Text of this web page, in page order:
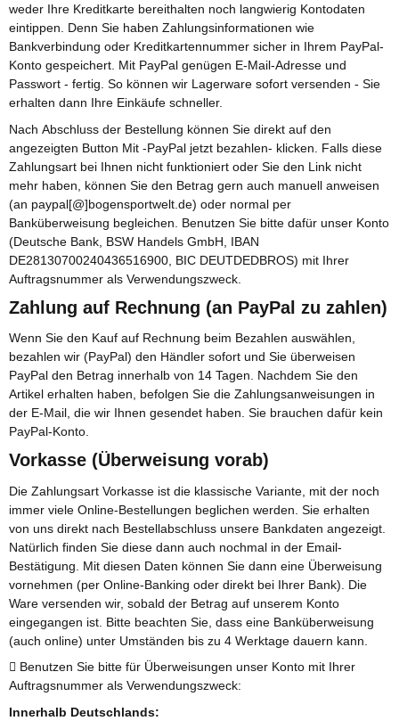
weder Ihre Kreditkarte bereithalten noch langwierig Kontodaten
eintippen. Denn Sie haben Zahlungsinformationen wie
Bankverbindung oder Kreditkartennummer sicher in Ihrem PayPal-
Konto gespeichert. Mit PayPal genügen E-Mail-Adresse und
Passwort - fertig. So können wir Lagerware sofort versenden - Sie
erhalten dann Ihre Einkäufe schneller.
Nach Abschluss der Bestellung können Sie direkt auf den
angezeigten Button Mit -PayPal jetzt bezahlen- klicken. Falls diese
Zahlungsart bei Ihnen nicht funktioniert oder Sie den Link nicht
mehr haben, können Sie den Betrag gern auch manuell anweisen
(an paypal[@]bogensportwelt.de) oder normal per
Banküberweisung begleichen. Benutzen Sie bitte dafür unser Konto
(Deutsche Bank, BSW Handels GmbH, IBAN
DE28130700240436516900, BIC DEUTDEDBROS) mit Ihrer
Auftragsnummer als Verwendungszweck.
Zahlung auf Rechnung (an PayPal zu zahlen)
Wenn Sie den Kauf auf Rechnung beim Bezahlen auswählen,
bezahlen wir (PayPal) den Händler sofort und Sie überweisen
PayPal den Betrag innerhalb von 14 Tagen. Nachdem Sie den
Artikel erhalten haben, befolgen Sie die Zahlungsanweisungen in
der E-Mail, die wir Ihnen gesendet haben. Sie brauchen dafür kein
PayPal-Konto.
Vorkasse (Überweisung vorab)
Die Zahlungsart Vorkasse ist die klassische Variante, mit der noch
immer viele Online-Bestellungen beglichen werden. Sie erhalten
von uns direkt nach Bestellabschluss unsere Bankdaten angezeigt.
Natürlich finden Sie diese dann auch nochmal in der Email-
Bestätigung. Mit diesen Daten können Sie dann eine Überweisung
vornehmen (per Online-Banking oder direkt bei Ihrer Bank). Die
Ware versenden wir, sobald der Betrag auf unserem Konto
eingegangen ist. Bitte beachten Sie, dass eine Banküberweisung
(auch online) unter Umständen bis zu 4 Werktage dauern kann.
Benutzen Sie bitte für Überweisungen unser Konto mit Ihrer
Auftragsnummer als Verwendungszweck:
Innerhalb Deutschlands: